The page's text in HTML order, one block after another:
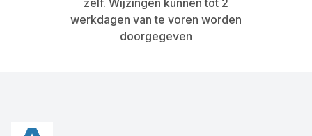
werkdagen van te voren worden
doorgegeven